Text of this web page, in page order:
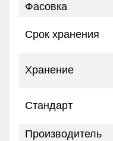
Фасовка
Срок хранения
Хранение
Стандарт
Производитель